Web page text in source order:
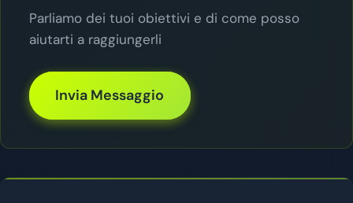
Parliamo dei tuoi obiettivi e di come posso
aiutarti a raggiungerli
Invia Messaggio